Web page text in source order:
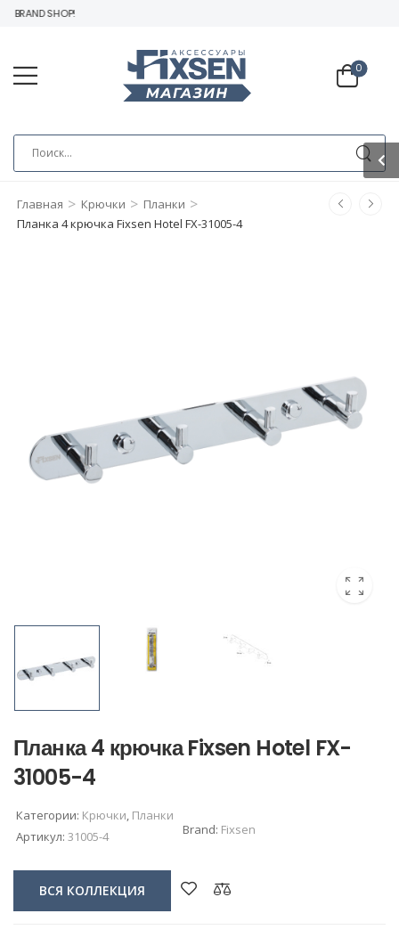
SHOP!
0
Главная > Крючки > Планки >
Планка 4 крючка Fixsen Hotel FX-31005-4
Планка 4 крючка Fixsen Hotel FX-
31005-4
Категории: Крючки, Планки
Артикул: 31005-4 Brand: Fixsen
ВСЯ КОЛЛЕКЦИЯ